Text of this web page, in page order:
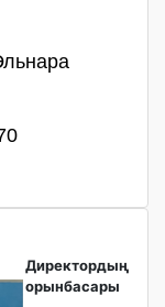
Директордың
орынбасары